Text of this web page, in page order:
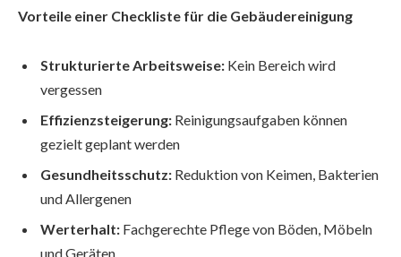
Vorteile einer Checkliste für die Gebäudereinigung
Strukturierte Arbeitsweise: Kein Bereich wird
vergessen
Effizienzsteigerung: Reinigungsaufgaben können
gezielt geplant werden
Gesundheitsschutz: Reduktion von Keimen, Bakterien
und Allergenen
Werterhalt: Fachgerechte Pflege von Böden, Möbeln
und Geräten